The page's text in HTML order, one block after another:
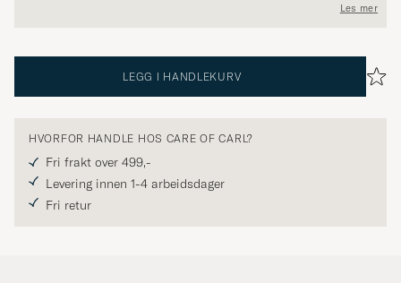
Les mer
LEGG I HANDLEKURV
HVORFOR HANDLE HOS CARE OF CARL?
Fri frakt over 499,-
Levering innen 1-4 arbeidsdager
Fri retur